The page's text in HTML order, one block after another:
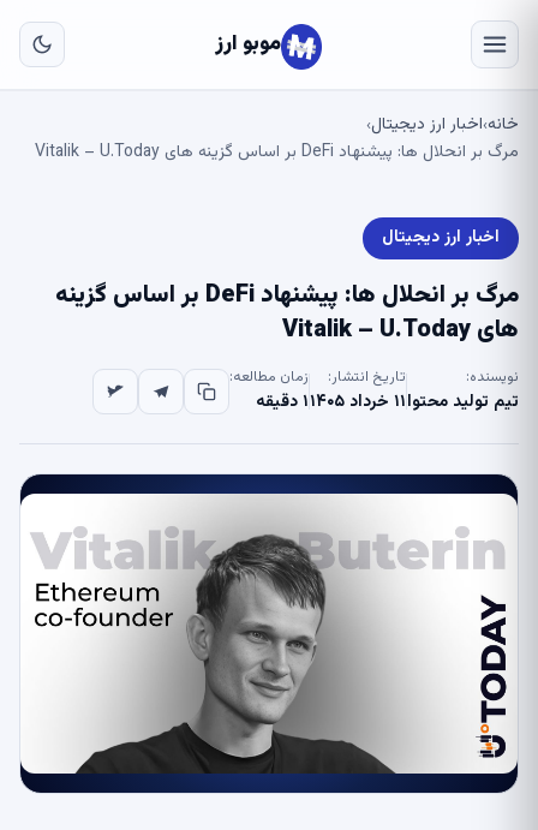
موبو ارز
خانه›اخبار ارز دیجیتال›
مرگ بر انحلال ها: پیشنهاد DeFi بر اساس گزینه های Vitalik – U.Today
اخبار ارز دیجیتال
مرگ بر انحلال ها: پیشنهاد DeFi بر اساس گزینه
های Vitalik – U.Today
نویسنده:
تیم تولید محتوا
تاریخ انتشار:
۱۱ خرداد ۱۴۰۵
زمان مطالعه:
۱ دقیقه